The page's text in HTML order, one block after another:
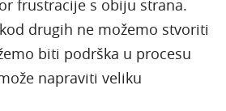
frustracije s obiju strana.
drugih ne možemo stvoriti
biti podrška u procesu
napraviti veliku